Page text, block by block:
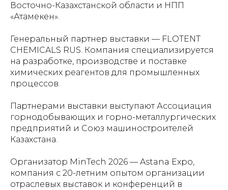
Восточно-Казахстанской области и НПП
«Атамекен».
Генеральный партнер выставки — FLOTENT
CHEMICALS RUS. Компания специализируется
на разработке, производстве и поставке
химических реагентов для промышленных
процессов.
Партнерами выставки выступают Ассоциация
горнодобывающих и горно-металлургических
предприятий и Союз машиностроителей
Казахстана.
Организатор MinTech 2026 — Astana Expo,
компания с 20-летним опытом организации
отраслевых выставок и конференций в